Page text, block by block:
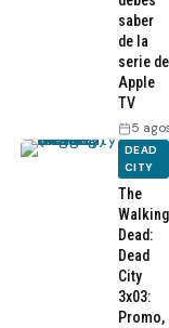
saber
de la
serie de
Apple
TV
5
DEAD
CITY
The
Walking
Dead:
Dead
City
3x03:
Promo,